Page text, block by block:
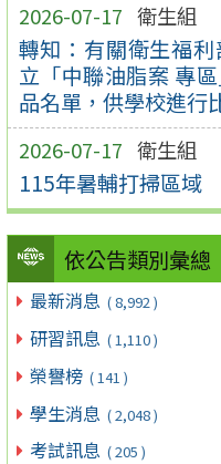
2026-07-17 衛生組
轉知：有關衛生福
立「中聯油脂案 專
品名單，供學校進行
2026-07-17 衛生組
115年暑輔打掃區域
依公告類別彙總
最新消息 ( 8,992 )
研習訊息 ( 1,110 )
榮譽榜 ( 141 )
學生消息 ( 2,048 )
考試訊息 ( 205 )